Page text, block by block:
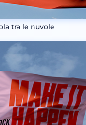
tra le nuvole